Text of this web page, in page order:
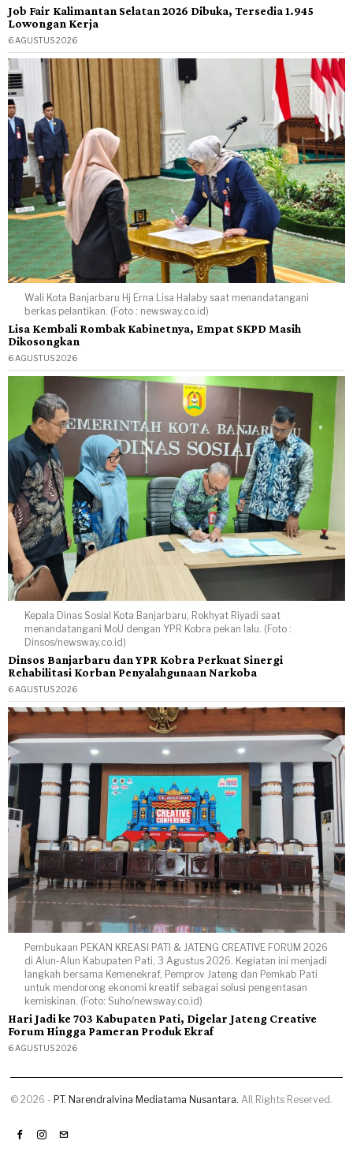
Job Fair Kalimantan Selatan 2026 Dibuka, Tersedia 1.945
Lowongan Kerja
6 AGUSTUS 2026
Wali Kota Banjarbaru Hj Erna Lisa Halaby saat menandatangani
berkas pelantikan. (Foto : newsway.co.id)
Lisa Kembali Rombak Kabinetnya, Empat SKPD Masih
Dikosongkan
6 AGUSTUS 2026
Kepala Dinas Sosial Kota Banjarbaru, Rokhyat Riyadi saat
menandatangani MoU dengan YPR Kobra pekan lalu. (Foto :
Dinsos/newsway.co.id)
Dinsos Banjarbaru dan YPR Kobra Perkuat Sinergi
Rehabilitasi Korban Penyalahgunaan Narkoba
6 AGUSTUS 2026
Pembukaan PEKAN KREASI PATI & JATENG CREATIVE FORUM 2026
di Alun-Alun Kabupaten Pati, 3 Agustus 2026. Kegiatan ini menjadi
langkah bersama Kemenekraf, Pemprov Jateng dan Pemkab Pati
untuk mendorong ekonomi kreatif sebagai solusi pengentasan
kemiskinan. (Foto: Suho/newsway.co.id)
Hari Jadi ke 703 Kabupaten Pati, Digelar Jateng Creative
Forum Hingga Pameran Produk Ekraf
6 AGUSTUS 2026
©2026 - PT. Narendralvina Mediatama Nusantara. All Rights Reserved.